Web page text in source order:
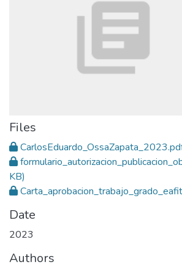
Files
KB)
Date
2023
Authors